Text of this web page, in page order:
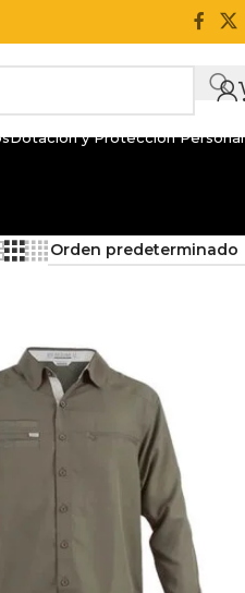
Dotación y Protección Personal